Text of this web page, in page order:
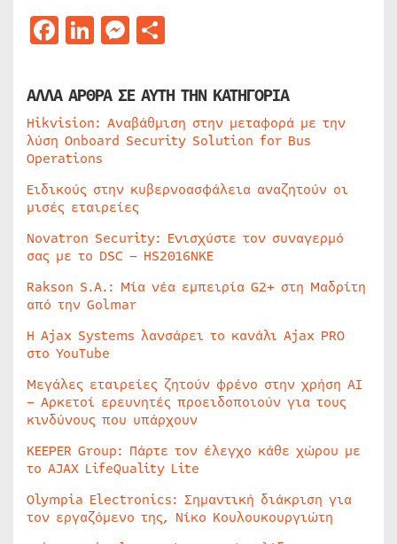
Facebook
LinkedIn
Messenger
ΑΛΛΑ ΑΡΘΡΑ ΣΕ ΑΥΤΗ ΤΗΝ ΚΑΤΗΓΟΡΙΑ
Hikvision: Αναβάθμιση στην μεταφορά με την
λύση Onboard Security Solution for Bus
Operations
Ειδικούς στην κυβερνοασφάλεια αναζητούν οι
μισές εταιρείες
Novatron Security: Ενισχύστε τον συναγερμό
σας με το DSC – HS2016NKE
Rakson S.A.: Μία νέα εμπειρία G2+ στη Μαδρίτη
από την Golmar
Η Ajax Systems λανσάρει το κανάλι Ajax PRO
στο YouTube
Μεγάλες εταιρείες ζητούν φρένο στην χρήση AI
– Αρκετοί ερευνητές προειδοποιούν για τους
κινδύνους που υπάρχουν
KEEPER Group: Πάρτε τον έλεγχο κάθε χώρου με
το AJAX LifeQuality Lite
Olympia Electronics: Σημαντική διάκριση για
τον εργαζόμενο της, Νίκο Κουλουκουργιώτη